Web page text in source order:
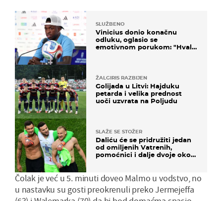
SLUŽBENO
Vinicius donio konačnu
odluku, oglasio se
emotivnom porukom: "Hvala
ŽALGIRIS RAZBIJEN
Golijada u Litvi: Hajduku
petarda i velika prednost
uoči uzvrata na Poljudu
SLAŽE SE STOŽER
Daliću će se pridružiti jedan
od omiljenih Vatrenih,
pomoćnici i dalje dvoje oko
Čolak je već u 5. minuti doveo Malmo u vodstvo, no
u nastavku su gosti preokrenuli preko Jermejeffa